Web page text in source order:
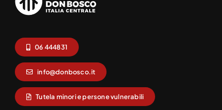
06 444831
info@donbosco.it
Tutela minori e persone vulnerabili